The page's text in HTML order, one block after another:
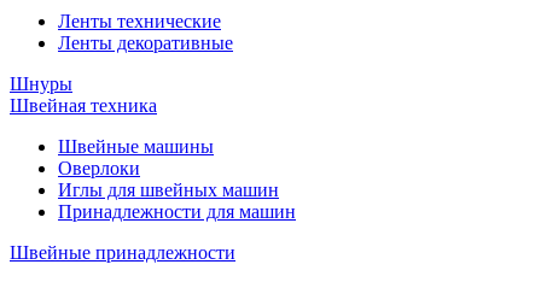
Ленты технические
Ленты декоративные
Шнуры
Швейная техника
Швейные машины
Оверлоки
Иглы для швейных машин
Принадлежности для машин
Швейные принадлежности